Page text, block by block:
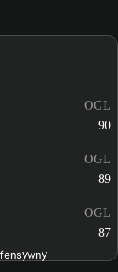
OGL
90
OGL
89
OGL
87